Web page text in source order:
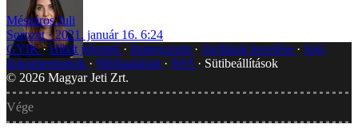
Mészáros Juli
Sorozat
2021. január 16. 6:24
GYIK Hibát jelentek Impresszum Javítások kezelése
Jogi
dokumentumok
Médiaajánlat RSS
Sütibeállítások
© 2026 Magyar Jeti Zrt.
Vége